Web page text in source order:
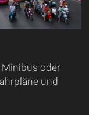
Minibus oder
und